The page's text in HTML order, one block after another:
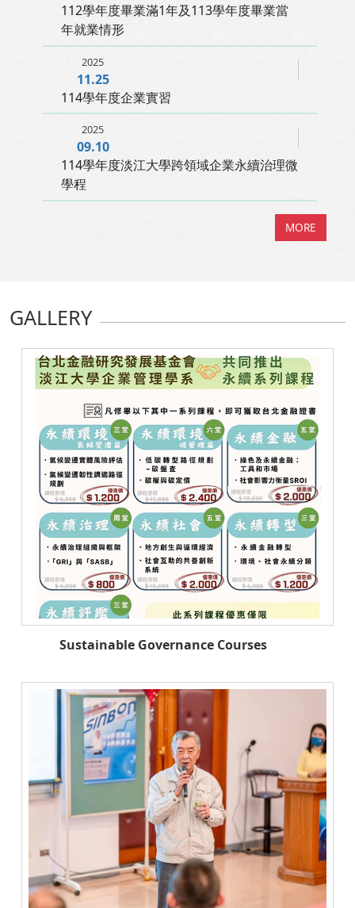
112學年度畢業滿1年及113學年度畢業當
年就業情形
2025
11.25
114學年度企業實習
2025
09.10
114學年度淡江大學跨領域企業永續治理微
學程
MORE
GALLERY
Sustainable Governance Courses